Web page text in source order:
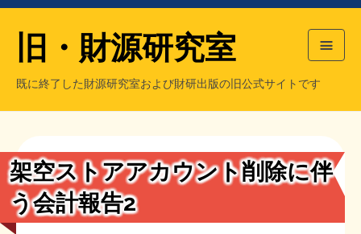
もっと知りたい方へ
旧・財源研究室
既に終了した財源研究室および財研出版の旧公式サイトです
架空ストアアカウント削除に伴
う会計報告2